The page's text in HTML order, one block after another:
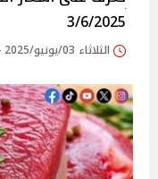
3/6/2025
الثلاثاء 03/يونيو/2025 - 09:33 ص